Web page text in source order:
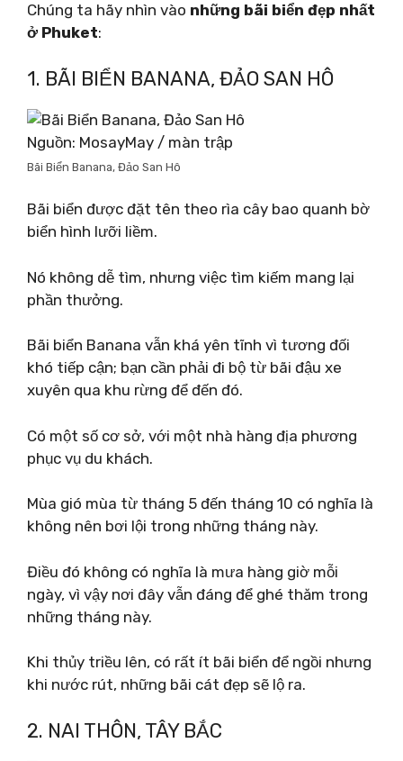
Chúng ta hãy nhìn vào những bãi biển đẹp nhất
ở Phuket:
1. BÃI BIỂN BANANA, ĐẢO SAN HÔ
Nguồn: MosayMay / màn trập
Bãi Biển Banana, Đảo San Hô
Bãi biển được đặt tên theo rìa cây bao quanh bờ
biển hình lưỡi liềm.
Nó không dễ tìm, nhưng việc tìm kiếm mang lại
phần thưởng.
Bãi biển Banana vẫn khá yên tĩnh vì tương đối
khó tiếp cận; bạn cần phải đi bộ từ bãi đậu xe
xuyên qua khu rừng để đến đó.
Có một số cơ sở, với một nhà hàng địa phương
phục vụ du khách.
Mùa gió mùa từ tháng 5 đến tháng 10 có nghĩa là
không nên bơi lội trong những tháng này.
Điều đó không có nghĩa là mưa hàng giờ mỗi
ngày, vì vậy nơi đây vẫn đáng để ghé thăm trong
những tháng này.
Khi thủy triều lên, có rất ít bãi biển để ngồi nhưng
khi nước rút, những bãi cát đẹp sẽ lộ ra.
2. NAI THÔN, TÂY BẮC